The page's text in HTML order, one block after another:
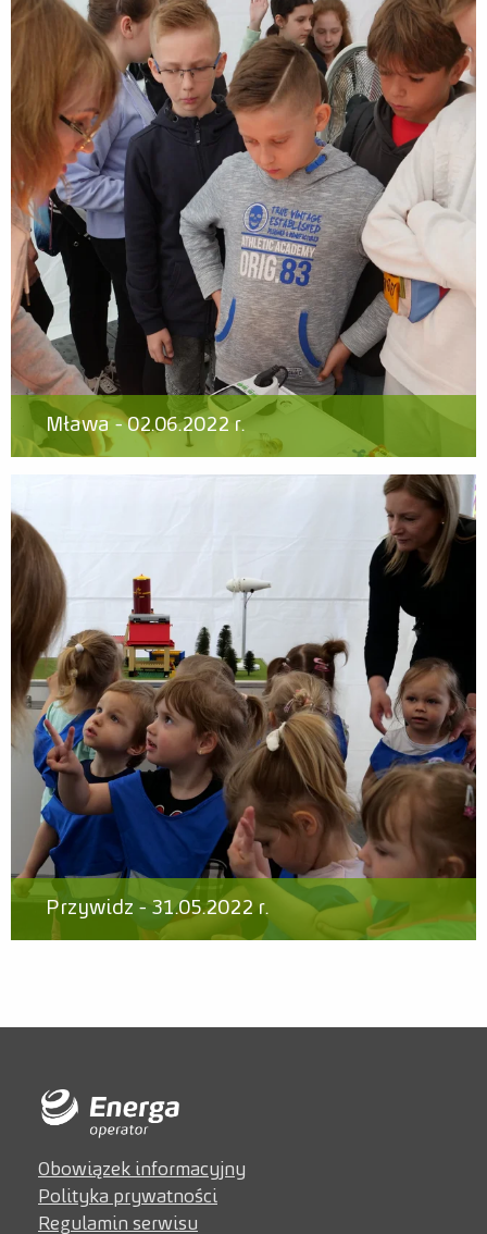
Mława - 02.06.2022 r.
Przywidz - 31.05.2022 r.
Obowiązek informacyjny
Polityka prywatności
Regulamin serwisu